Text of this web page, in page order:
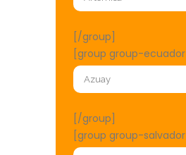
[/group]
[group group-ecuador]
[/group]
[group group-salvador]